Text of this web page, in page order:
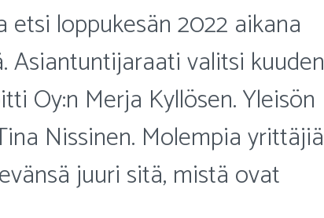
etsi loppukesän 2022 aikana
Asiantuntijaraati valitsi kuuden
Oy:n Merja Kyllösen. Yleisön
Nissinen. Molempia yrittäjiä
juuri sitä, mistä ovat